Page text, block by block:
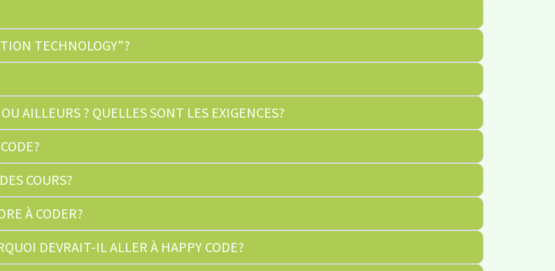
TECHNOLOGY"?
AILLEURS ? QUELLES SONT LES EXIGENCES?
COURS?
À CODER?
DEVRAIT-IL ALLER À HAPPY CODE?